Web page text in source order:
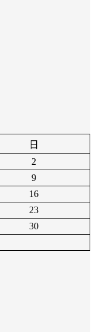
日
2
9
16
23
30